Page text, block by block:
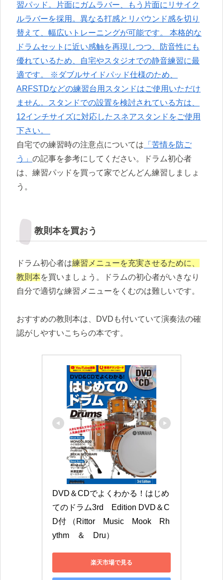
習パッド。片面にガムラバー、もう片面にリサイク
ルラバーを採用。異なる打感とリバウンド感を切り
替えて、幅広いトレーニングが可能です。 本格的な
ドラムセットに近い感触を再現しつつ、防音性にも
優れているため、自宅やスタジオでの静音練習に最
適です。 ※ダブルサイドパッド仕様のため、
ARFSTDなどの練習台用スタンドはご使用いただけ
ません。スタンドでの設置を検討されている方は、
12インチサイズに対応したスネアスタンドをご使用
下さい。
自宅での練習時の注意点については 「苦情を防ご
う」 の記事を参考にしてください。ドラム初心者
は、練習パッドを買って家でどんどん練習しましょ
う。
教則本を買おう
ドラム初心者は練習メニューを充実させるために、
教則本を買いましょう。ドラムの初心者がいきなり
自分で適切な練習メニューをくむのは難しいです。
おすすめの教則本は、DVDも付いていて演奏法の確
認がしやすいこちらの本です。
DVD＆CDでよくわかる！はじめ
てのドラム3rd　Edition DVD＆C
D付 （Rittor　Music　Mook　Rh
ythm　＆　Dru）
楽天市場で見る